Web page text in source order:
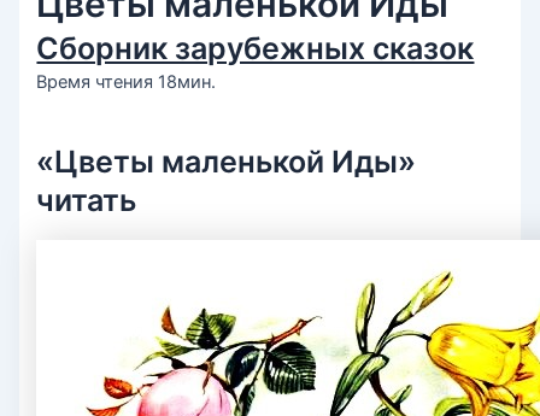
Сборник зарубежных сказок
Время чтения 18мин.
«Цветы маленькой Иды»
читать